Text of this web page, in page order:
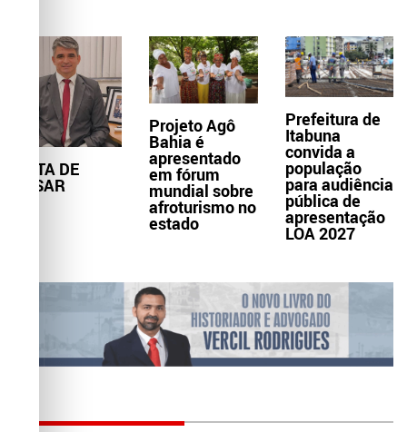
NOTA DE
PESAR
Projeto Agô
Bahia é
apresentado
em fórum
mundial sobre
afroturismo no
estado
Prefeitura de
Itabuna
convida a
população
para audiência
pública de
apresentação
LOA 2027